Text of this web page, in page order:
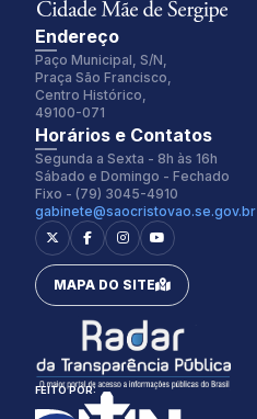
Inter
Espaçamento Fonte:
0px
Alterar Tema:
Claro
Endereço
Paço Municipal, S/N,
Praça São Francisco,
Centro Histórico,
49100-071
Horários e Contatos
Segunda a Sexta - 8h às 16h
Sábado e Domingo - Fechado
Fixo - (79) 3045-4910
gabinete@saocristovao.se.gov.br
MAPA DO SITE
FEITO POR: